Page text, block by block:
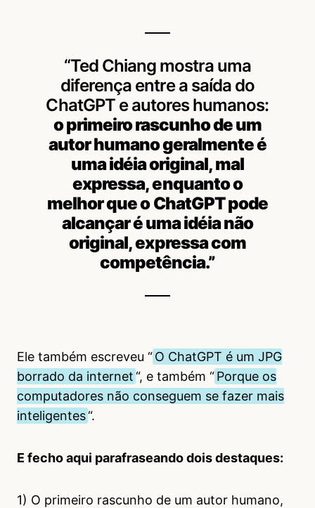
“Ted Chiang mostra uma
diferença entre a saída do
ChatGPT e autores humanos:
o primeiro rascunho de um
autor humano geralmente é
uma idéia original, mal
expressa, enquanto o
melhor que o ChatGPT pode
alcançar é uma idéia não
original, expressa com
competência.”
Ele também escreveu “O ChatGPT é um JPG
borrado da internet“, e também “Porque os
computadores não conseguem se fazer mais
inteligentes“.
E fecho aqui parafraseando dois destaques:
1) O primeiro rascunho de um autor humano,